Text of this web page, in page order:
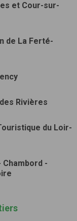
et Cour-sur-
de La Ferté-
Rivières
du Loir-
-